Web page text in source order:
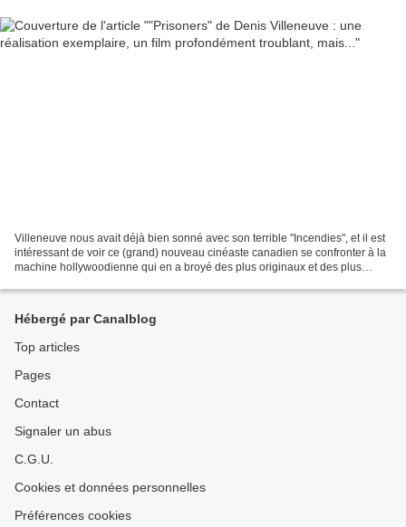
Villeneuve nous avait déjà bien sonné avec son terrible "Incendies", et il est
intéressant de voir ce (grand) nouveau cinéaste canadien se confronter à la
machine hollywoodienne qui en a broyé des plus originaux et des plus
Hébergé par Canalblog
Top articles
Pages
Contact
Signaler un abus
C.G.U.
Cookies et données personnelles
Préférences cookies